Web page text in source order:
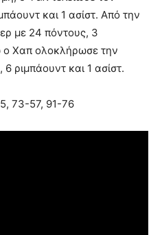
και 1 ασίστ. Από την
με 24 πόντους, 3
ο Χαπ ολοκλήρωσε την
ριμπάουντ και 1 ασίστ.
73-57, 91-76